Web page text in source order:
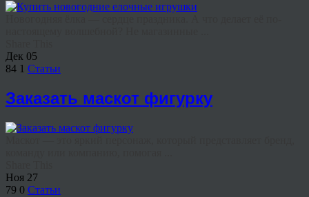
Дек 05
84 1 Статьи
Заказать маскот фигурку
Ноя 27
79 0 Статьи